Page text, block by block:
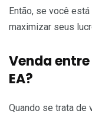
Então, se você
maximizar seus
Venda
EA?
Quando se trata de